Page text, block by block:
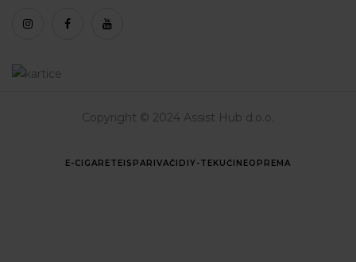
Copyright © 2024 Assist Hub d.o.o.
E-CIGARETEISPARIVAČI DIY-TEKUĆINEOPREMA